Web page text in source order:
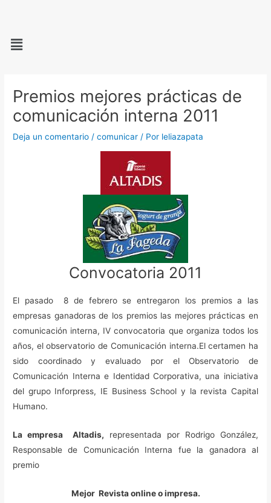
contenido
Menú
Premios mejores prácticas de
comunicación interna 2011
Deja un comentario /comunicar / Por leliazapata
Convocatoria 2011
El pasado 8 de febrero se entregaron los premios a las
empresas ganadoras de los premios las mejores prácticas en
comunicación interna, IV convocatoria que organiza todos los
años, el observatorio de Comunicación interna.El certamen ha
sido coordinado y evaluado por el Observatorio de
Comunicación Interna e Identidad Corporativa, una iniciativa
del grupo Inforpress, IE Business School y la revista Capital
Humano.
La empresa Altadis, representada por Rodrigo González,
Responsable de Comunicación Interna fue la ganadora al
premio
Mejor Revista online o impresa.
entradas